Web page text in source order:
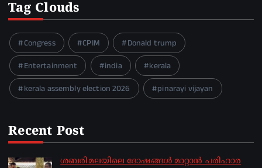
Tag Clouds
Congress CPIM
Donald trump
Entertainment
india
kerala
kerala assembly election 2026
pinarayi vijayan
Recent Post
ശബരിമലയിലെ ദോഷങ്ങൾ മാറ്റാൻ പരിഹാര